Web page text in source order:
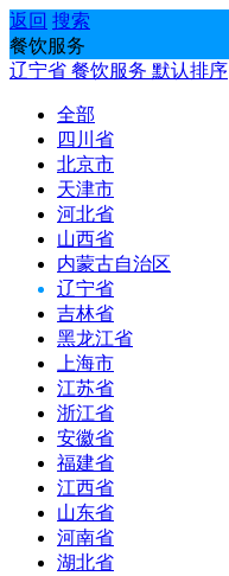
返回 搜索
餐饮服务
辽宁省 餐饮服务 默认排序
全部
四川省
北京市
天津市
河北省
山西省
内蒙古自治区
辽宁省
吉林省
黑龙江省
上海市
江苏省
浙江省
安徽省
福建省
江西省
山东省
河南省
湖北省